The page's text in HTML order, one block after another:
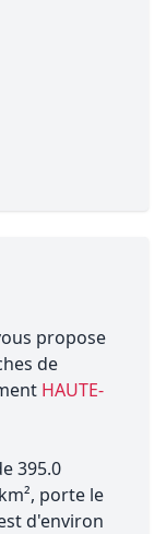
propose
de
HAUTE-
395.0
porte le
d'environ